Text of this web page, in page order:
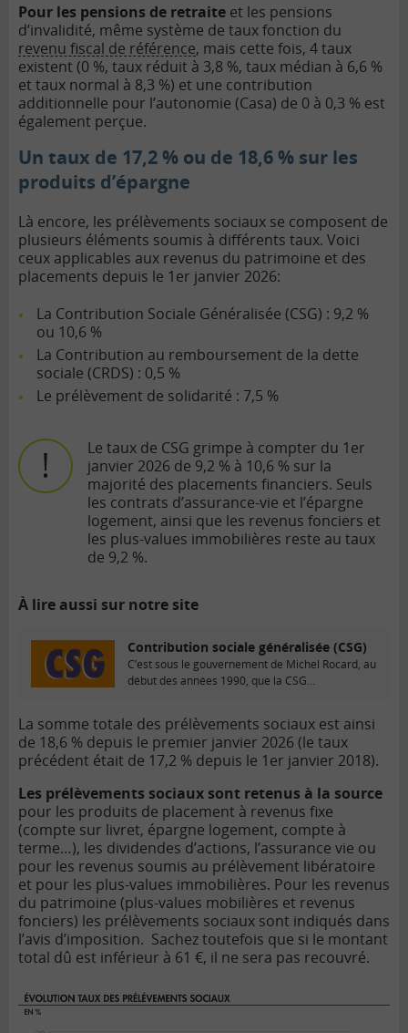
Pour les pensions de retraite et les pensions
d’invalidité, même système de taux fonction du
revenu fiscal de référence, mais cette fois, 4 taux
existent (0 %, taux réduit à 3,8 %, taux médian à 6,6 %
et taux normal à 8,3 %) et une contribution
additionnelle pour l’autonomie (Casa) de 0 à 0,3 % est
également perçue.
Un taux de 17,2 % ou de 18,6 % sur les
produits d’épargne
Là encore, les prélèvements sociaux se composent de
plusieurs éléments soumis à différents taux. Voici
ceux applicables aux revenus du patrimoine et des
placements depuis le 1er janvier 2026:
La Contribution Sociale Généralisée (CSG) : 9,2 %
ou 10,6 %
La Contribution au remboursement de la dette
sociale (CRDS) : 0,5 %
Le prélèvement de solidarité : 7,5 %
Le taux de CSG grimpe à compter du 1er
janvier 2026 de 9,2 % à 10,6 % sur la
majorité des placements financiers. Seuls
les contrats d’assurance-vie et l’épargne
logement, ainsi que les revenus fonciers et
les plus-values immobilières reste au taux
de 9,2 %.
À lire aussi sur notre site
Contribution sociale généralisée (CSG)
C’est sous le gouvernement de Michel Rocard, au
début des années 1990, que la CSG...
La somme totale des prélèvements sociaux est ainsi
de 18,6 % depuis le premier janvier 2026 (le taux
précédent était de 17,2 % depuis le 1er janvier 2018).
Les prélèvements sociaux sont retenus à la source
pour les produits de placement à revenus fixe
(compte sur livret, épargne logement, compte à
terme…), les dividendes d’actions, l’assurance vie ou
pour les revenus soumis au prélèvement libératoire
et pour les plus-values immobilières. Pour les revenus
du patrimoine (plus-values mobilières et revenus
fonciers) les prélèvements sociaux sont indiqués dans
l’avis d’imposition. Sachez toutefois que si le montant
total dû est inférieur à 61 €, il ne sera pas recouvré.